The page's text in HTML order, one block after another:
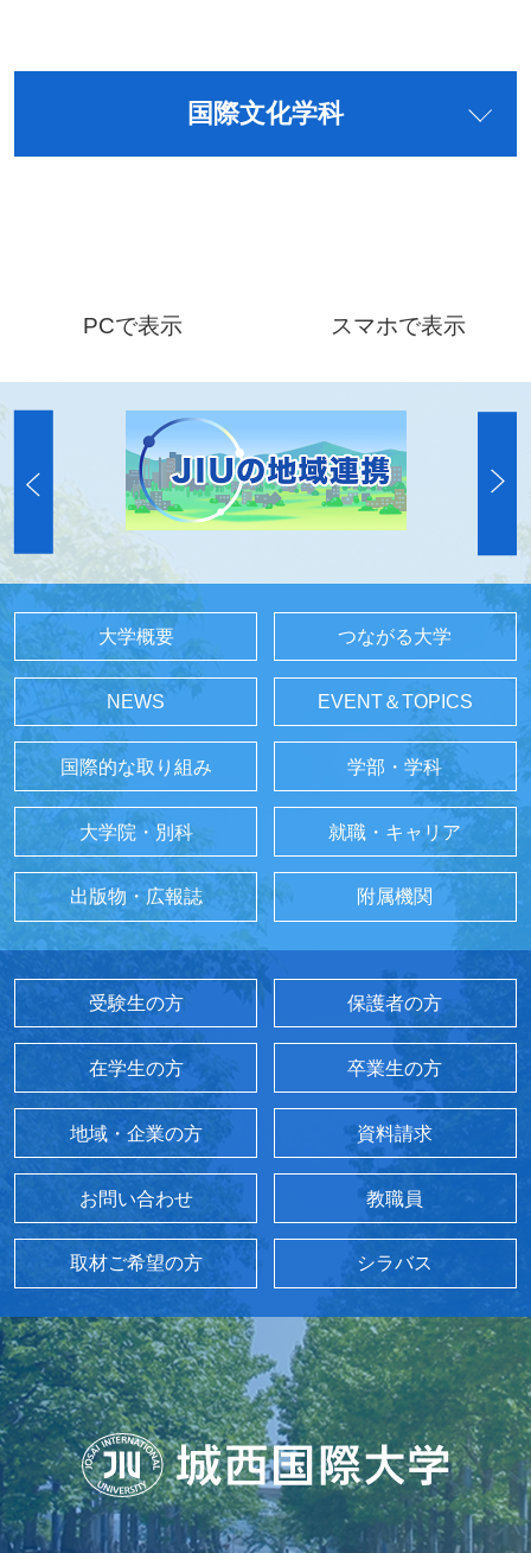
国際文化学科
PCで表示 スマホで表示
大学概要 つながる大学
NEWS EVENT＆TOPICS
国際的な取り組み 学部・学科
大学院・別科 就職・キャリア
出版物・広報誌 附属機関
受験生の方 保護者の方
在学生の方 卒業生の方
地域・企業の方 資料請求
お問い合わせ 教職員
取材ご希望の方 シラバス